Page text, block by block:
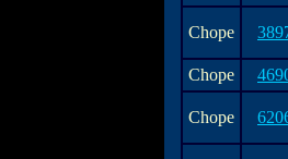
Chope
Chope
Chope